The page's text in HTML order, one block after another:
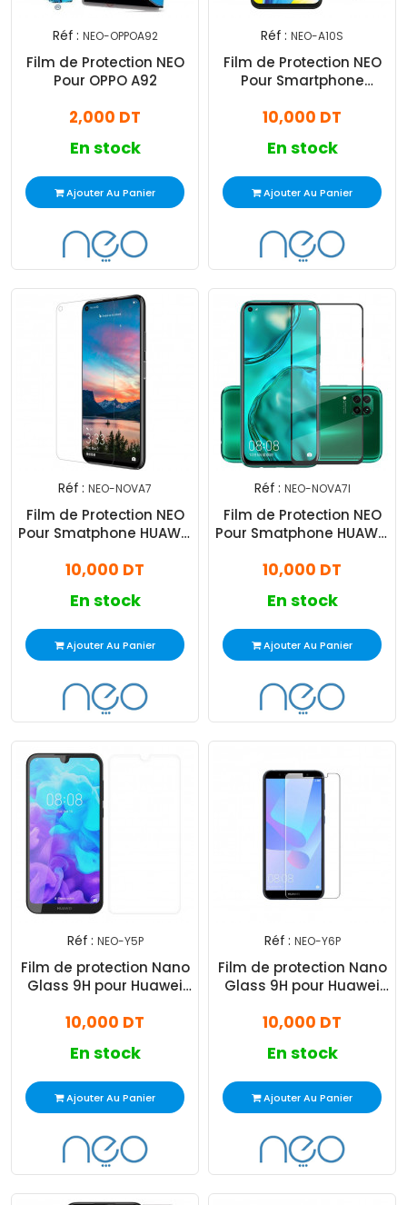
Réf : NEO-OPPOA92
Film de Protection NEO
Pour OPPO A92
2,000 DT
En stock
Ajouter Au Panier
Réf : NEO-A10S
Film de Protection NEO
Pour Smartphone
10,000 DT
En stock
Ajouter Au Panier
Réf : NEO-NOVA7
Film de Protection NEO
Pour Smatphone HUAWEI
10,000 DT
En stock
Ajouter Au Panier
Réf : NEO-NOVA7I
Film de Protection NEO
Pour Smatphone HUAWEI
10,000 DT
En stock
Ajouter Au Panier
Réf : NEO-Y5P
Film de protection Nano
Glass 9H pour Huawei
10,000 DT
En stock
Ajouter Au Panier
Réf : NEO-Y6P
Film de protection Nano
Glass 9H pour Huawei
10,000 DT
En stock
Ajouter Au Panier